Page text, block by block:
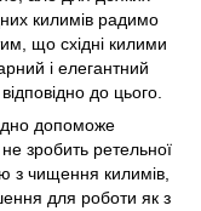
килимів радимо
що східні килими
і елегантний
до цього.
допоможе
зробить ретельної
з чищення килимів,
для роботи як з